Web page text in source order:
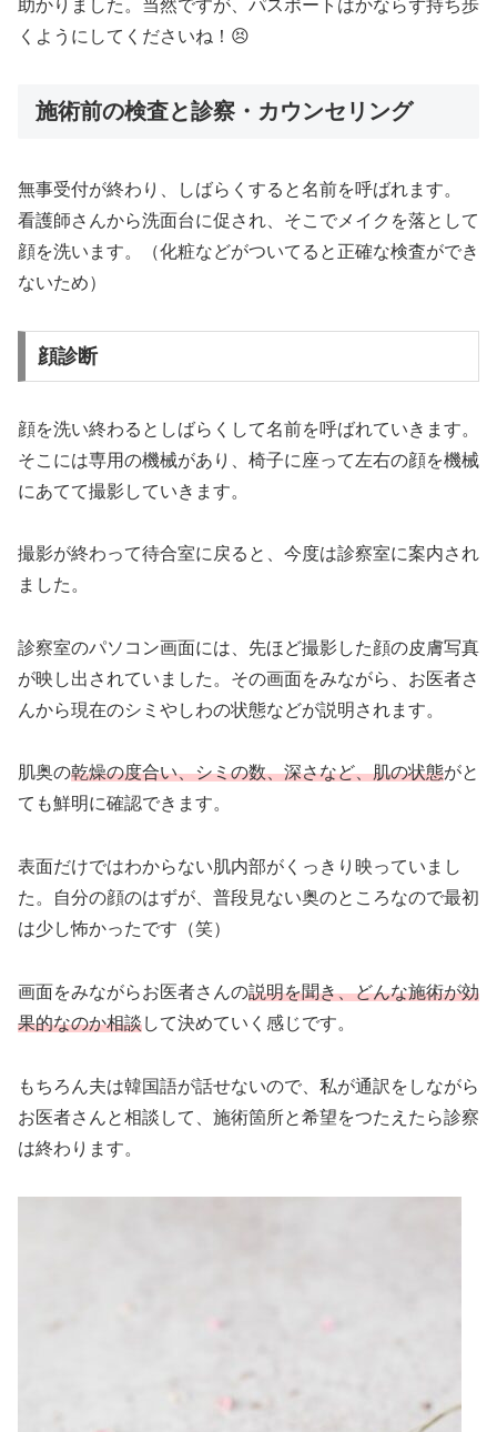
助かりました。当然ですが、パスポートはかならず持ち歩
くようにしてくださいね！😣
施術前の検査と診察・カウンセリング
無事受付が終わり、しばらくすると名前を呼ばれます。
看護師さんから洗面台に促され、そこでメイクを落として
顔を洗います。（化粧などがついてると正確な検査ができ
ないため）
顔診断
顔を洗い終わるとしばらくして名前を呼ばれていきます。
そこには専用の機械があり、椅子に座って左右の顔を機械
にあてて撮影していきます。
撮影が終わって待合室に戻ると、今度は診察室に案内され
ました。
診察室のパソコン画面には、先ほど撮影した顔の皮膚写真
が映し出されていました。その画面をみながら、お医者さ
んから現在のシミやしわの状態などが説明されます。
肌奥の乾燥の度合い、シミの数、深さなど、肌の状態がと
ても鮮明に確認できます。
表面だけではわからない肌内部がくっきり映っていまし
た。自分の顔のはずが、普段見ない奥のところなので最初
は少し怖かったです（笑）
画面をみながらお医者さんの説明を聞き、どんな施術が効
果的なのか相談して決めていく感じです。
もちろん夫は韓国語が話せないので、私が通訳をしながら
お医者さんと相談して、施術箇所と希望をつたえたら診察
は終わります。